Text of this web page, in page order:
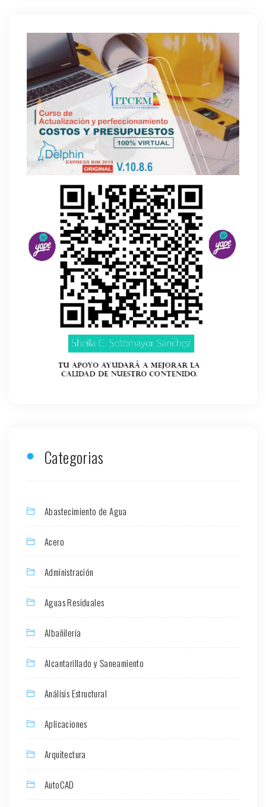
Categorias
Abastecimiento de Agua
Acero
Administración
Aguas Residuales
Albañilería
Alcantarillado y Saneamiento
Análisis Estructural
Aplicaciones
Arquitectura
AutoCAD